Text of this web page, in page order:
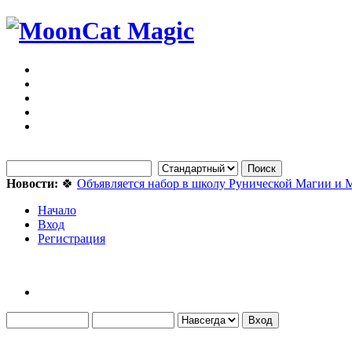
Новости: 🍀 Объявляется набор в школу Рунической Магии и
Начало
Вход
Регистрация